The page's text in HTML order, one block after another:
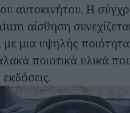
αυτοκινήτου. Η
αίσθηση
με μια υψηλής
ποιοτικά υλικά